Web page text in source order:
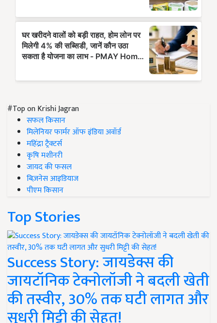
#Top on Krishi Jagran
सफल किसान
मिलेनियर फार्मर ऑफ इंडिया अवॉर्ड
महिंद्रा ट्रैक्टर्स
कृषि मशीनरी
जायद की फसल
बिज़नेस आइडियाज
पीएम किसान
Top Stories
Success Story: जायडेक्स की
जायटॉनिक टेक्नोलॉजी ने बदली खेती
की तस्वीर, 30% तक घटी लागत और